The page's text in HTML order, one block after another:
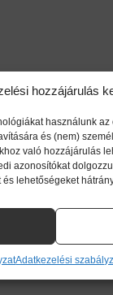
hozzájárulás
használunk
és (nem)
való hozzájárulás
azonosítókat
lehetőségeket
Adatkezelési